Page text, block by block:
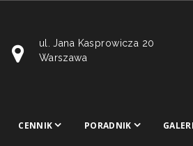
ul. Jana Kasprowicza 20
Warszawa
CENNIK PORADNIK